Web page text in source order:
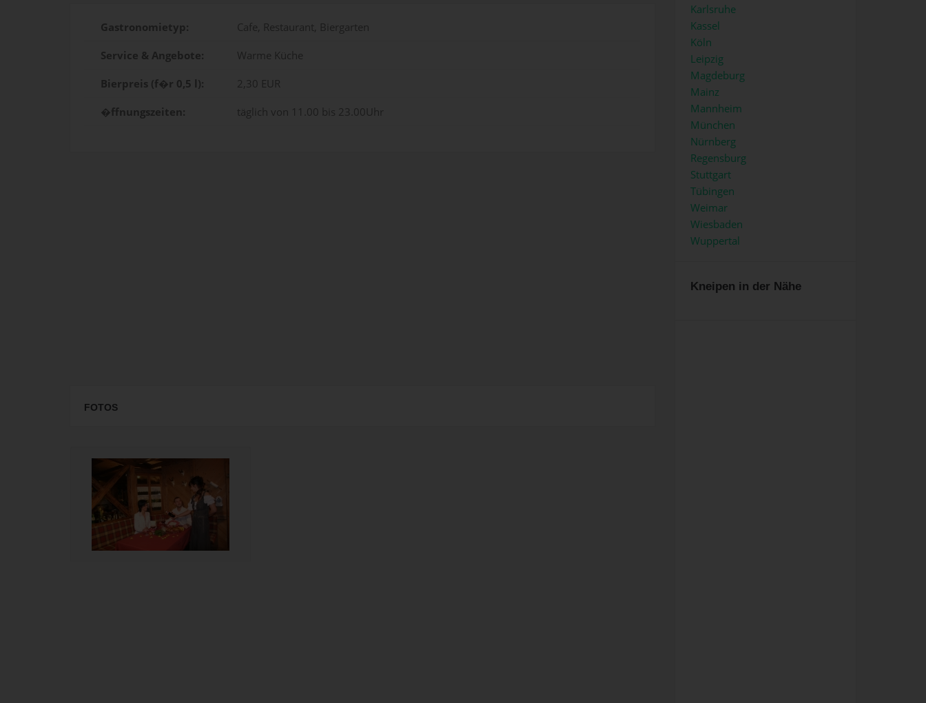
Gastronomietyp: Cafe, Restaurant, Biergarten
Service & Angebote: Warme Küche
Bierpreis (f�r 0,5 l): 2,30 EUR
�ffnungszeiten: täglich von 11.00 bis 23.00Uhr
FOTOS
Karlsruhe
Kassel
Köln
Leipzig
Magdeburg
Mainz
Mannheim
München
Nürnberg
Regensburg
Stuttgart
Tübingen
Weimar
Wiesbaden
Wuppertal
Kneipen in der Nähe